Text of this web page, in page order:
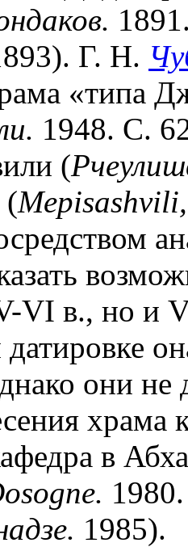
Г. Н.
«типа
1948. С.
(
(
VI в., но и
они не
храма
в
1985).